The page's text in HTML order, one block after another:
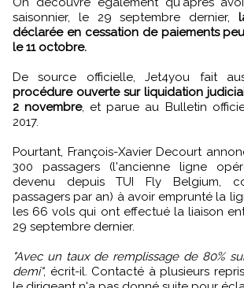
saisonnier, le 29 septembre dernier,
déclarée en cessation de paiements
le 11 octobre.
De source officielle, Jet4you fait
procédure ouverte sur liquidation
2 novembre, et parue au Bulletin
2017.
Pourtant, François-Xavier Decourt
300 passagers (l'ancienne ligne
devenu depuis TUI Fly Belgium,
passagers par an) à avoir emprunté la
les 66 vols qui ont effectué la liaison
29 septembre dernier.
"Avec un taux de remplissage de 80%
demi", écrit-il. Contacté à plusieurs